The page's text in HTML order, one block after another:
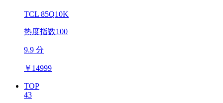
TCL 85Q10K
热度指数100
9.9 分
￥ 14999
TOP
43